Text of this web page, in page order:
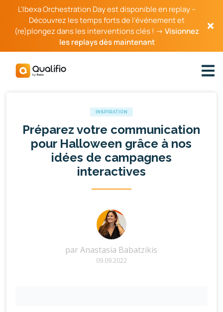
L’Ibexa Orchestration Day est disponible en replay –
Découvrez les temps forts de l’événement et
(re)plongez dans les interventions clés ! →Visionnez
les replays dès maintenant
INSPIRATION
Préparez votre communication
pour Halloween grâce à nos
idées de campagnes
interactives
parAnastasia Babatzikis
09.09.2022